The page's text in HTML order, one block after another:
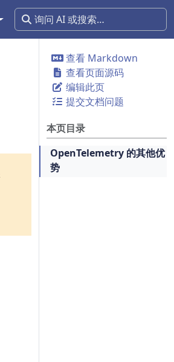
查看 Markdown
查看页面源码
编辑此页
提交文档问题
本页目录
OpenTelemetry 的其他优
势